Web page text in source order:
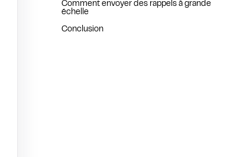
Comment envoyer des rappels à grande
échelle
Conclusion